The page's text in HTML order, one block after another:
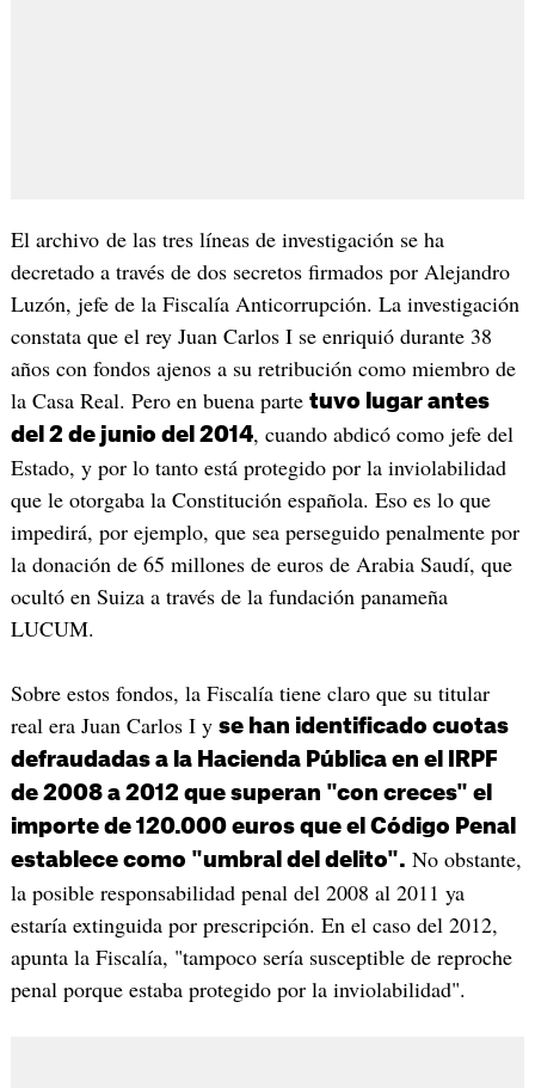
El archivo de las tres líneas de investigación se ha
decretado a través de dos secretos firmados por Alejandro
Luzón, jefe de la Fiscalía Anticorrupción. La investigación
constata que el rey Juan Carlos I se enriquió durante 38
años con fondos ajenos a su retribución como miembro de
la Casa Real. Pero en buena parte tuvo lugar antes
del 2 de junio del 2014, cuando abdicó como jefe del
Estado, y por lo tanto está protegido por la inviolabilidad
que le otorgaba la Constitución española. Eso es lo que
impedirá, por ejemplo, que sea perseguido penalmente por
la donación de 65 millones de euros de Arabia Saudí, que
ocultó en Suiza a través de la fundación panameña
LUCUM.
Sobre estos fondos, la Fiscalía tiene claro que su titular
real era Juan Carlos I y se han identificado cuotas
defraudadas a la Hacienda Pública en el IRPF
de 2008 a 2012 que superan "con creces" el
importe de 120.000 euros que el Código Penal
establece como "umbral del delito". No obstante,
la posible responsabilidad penal del 2008 al 2011 ya
estaría extinguida por prescripción. En el caso del 2012,
apunta la Fiscalía, "tampoco sería susceptible de reproche
penal porque estaba protegido por la inviolabilidad".